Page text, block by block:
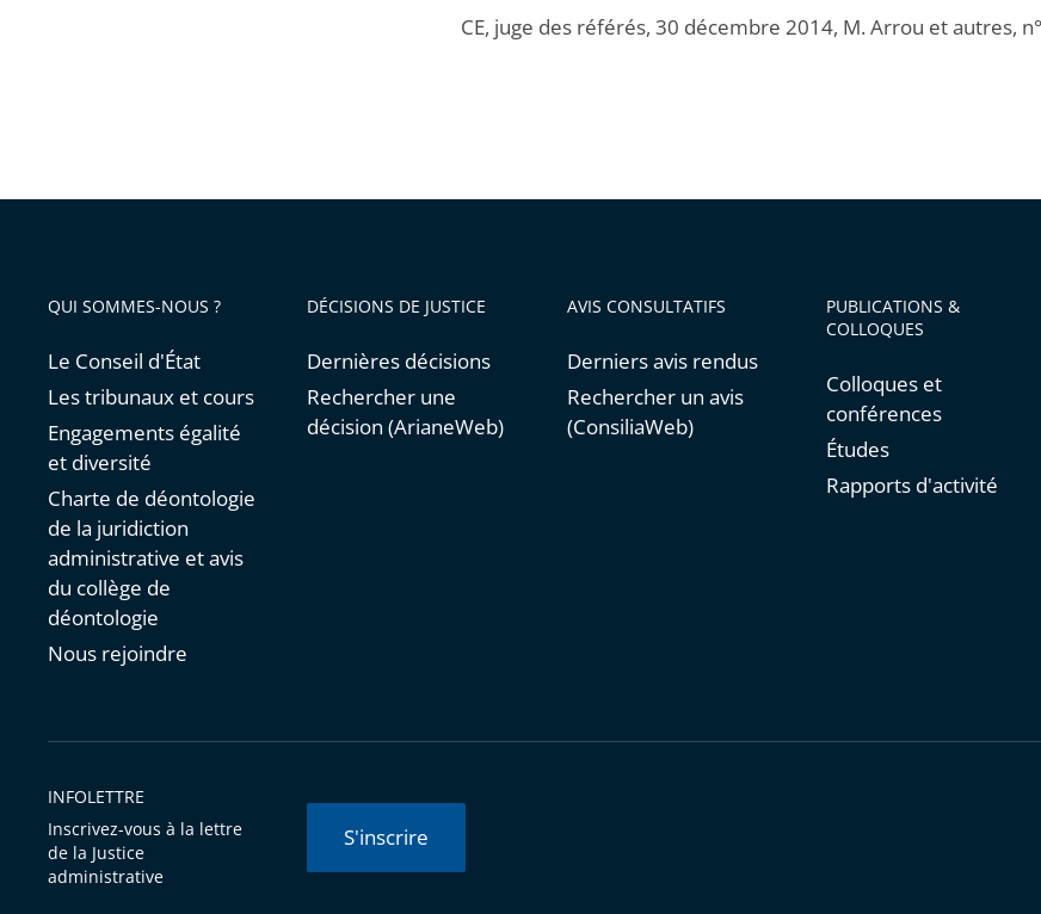
CE, juge des référés, 30 décembre 2014, M. Arrou et autres,
QUI SOMMES-NOUS ?
Le Conseil d'État
Les tribunaux et cours
Engagements égalité
et diversité
Charte de déontologie
de la juridiction
administrative et avis
du collège de
déontologie
Nous rejoindre
DÉCISIONS DE JUSTICE
Dernières décisions
Rechercher une
décision (ArianeWeb)
AVIS CONSULTATIFS
Derniers avis rendus
Rechercher un avis
(ConsiliaWeb)
PUBLICATIONS &
COLLOQUES
Colloques et
conférences
Études
Rapports d'activité
INFOLETTRE
Inscrivez-vous à la lettre
de la Justice
administrative
S'inscrire